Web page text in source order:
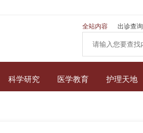
全站内容 出诊查询
科学研究 医学教育 护理天地